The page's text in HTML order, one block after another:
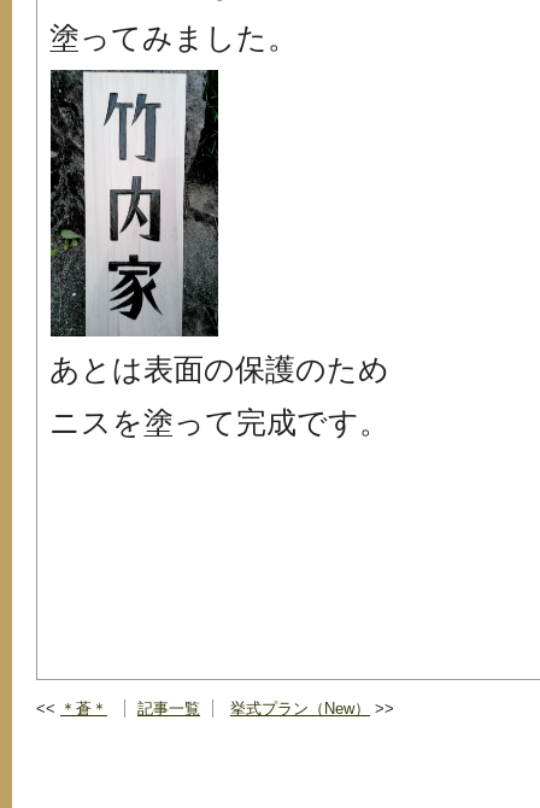
塗ってみました。
あとは表面の保護のため
ニスを塗って完成です。
＊蒼＊ 記事一覧 挙式プラン（New）